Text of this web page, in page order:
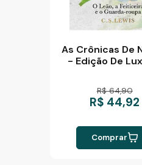
As Crônicas De
- Edição De Luxo: O
R$ 64,90
R$ 44,92
Comprar